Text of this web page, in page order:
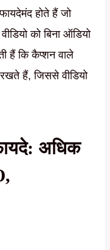
होते हैं जो
को बिना ऑडियो
हैं कि कैप्शन वाले
रखते हैं, जिससे वीडियो
अधिक